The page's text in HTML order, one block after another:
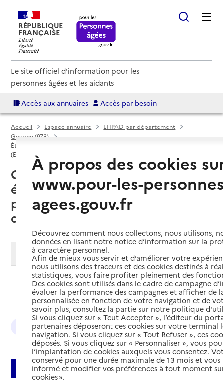
RÉPUBLIQUE
FRANÇAISE
Le site officiel d'information pour les
personnes âgées et les aidants
Accès aux annuaires Accès par besoin
Accueil Espace annuaire
EHPAD par département
Guyane (973)
Établissement d'hébergement pour personnes âgées dépendantes
(EHPAD)
Guyane (973) : liste des 4
établissements d'hébergement
pour personnes âgées
dépendantes (EHPAD)
Modifier ma recherche
Ajouter cette recherche aux favoris
Cayenne : 3
Filtrer
À propos des cookies
www.pour-les-
agees.gouv.fr
Découvrez comment nous collectons, nous utilisons,
données en lisant notre notice d’information sur la
à caractère personnel.
Afin de mieux vous servir et d’améliorer votre
nous utilisons des traceurs et des cookies destinés à
statistiques, vous faire profiter pleinement des
Des cookies sont utilisés dans le cadre de campagne
évaluer la performance des campagnes et afficher de
personnalisée en fonction de votre navigation et de
savoir plus, consultez la partie sur notre politique
Si vous cliquez sur « Tout Accepter », l’éditeur du
partenaires déposeront ces cookies sur votre terminal
navigation. Si vous cliquez sur « Tout Refuser », ces
déposés. Si vous cliquez sur « Personnaliser », vous
l’implantation de cookies auxquels vous consentez.
conservé pour une durée maximale de 13 mois et
informé et modifier vos préférences à tout moment
cookies ».